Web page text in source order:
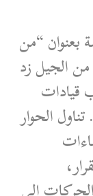
“من
الجيل زد
الحوار